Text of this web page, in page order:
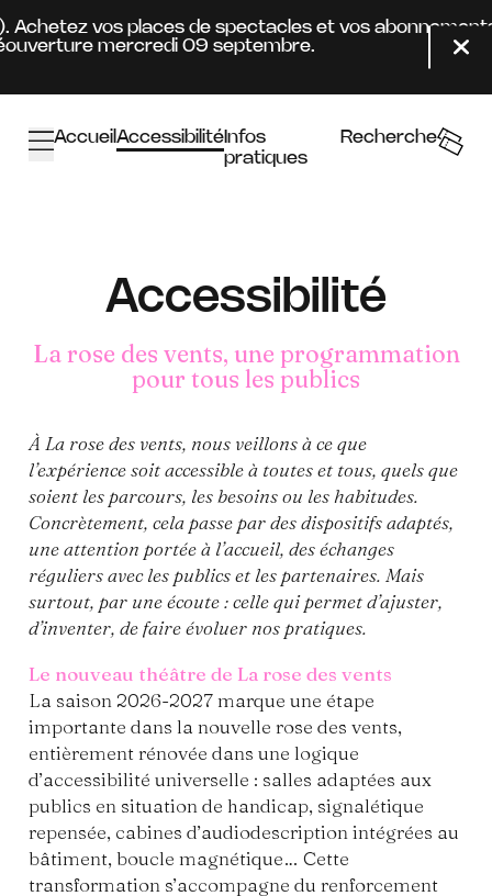
vos places de spectacles et vos abonnements
mercredi 09 septembre.
AccueilAccessibilitéInfos
pratiques
Recherche
Accessibilité
La rose des vents, une programmation
pour tous les publics
À La rose des vents, nous veillons à ce que
l’expérience soit accessible à toutes et tous, quels que
soient les parcours, les besoins ou les habitudes.
Concrètement, cela passe par des dispositifs adaptés,
une attention portée à l’accueil, des échanges
réguliers avec les publics et les partenaires. Mais
surtout, par une écoute : celle qui permet d’ajuster,
d’inventer, de faire évoluer nos pratiques.
Le nouveau théâtre de La rose des vents
La saison 2026-2027 marque une étape
importante dans la nouvelle rose des vents,
entièrement rénovée dans une logique
d’accessibilité universelle : salles adaptées aux
publics en situation de handicap, signalétique
repensée, cabines d’audiodescription intégrées au
bâtiment, boucle magnétique… Cette
transformation s’accompagne du renforcement